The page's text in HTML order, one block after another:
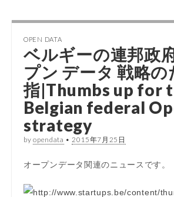
OPEN DATA
ベルギーの連邦政
プン データ 戦略の
指|Thumbs up for
Belgian federal
strategy
byopendata • 2015年7月25日
オープンデータ関連のニュースです。